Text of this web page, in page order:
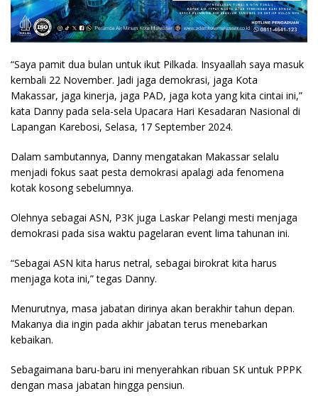
“Saya pamit dua bulan untuk ikut Pilkada. Insyaallah saya masuk
kembali 22 November. Jadi jaga demokrasi, jaga Kota
Makassar, jaga kinerja, jaga PAD, jaga kota yang kita cintai ini,”
kata Danny pada sela-sela Upacara Hari Kesadaran Nasional di
Lapangan Karebosi, Selasa, 17 September 2024.
Dalam sambutannya, Danny mengatakan Makassar selalu
menjadi fokus saat pesta demokrasi apalagi ada fenomena
kotak kosong sebelumnya.
Olehnya sebagai ASN, P3K juga Laskar Pelangi mesti menjaga
demokrasi pada sisa waktu pagelaran event lima tahunan ini.
“Sebagai ASN kita harus netral, sebagai birokrat kita harus
menjaga kota ini,” tegas Danny.
Menurutnya, masa jabatan dirinya akan berakhir tahun depan.
Makanya dia ingin pada akhir jabatan terus menebarkan
kebaikan.
Sebagaimana baru-baru ini menyerahkan ribuan SK untuk PPPK
dengan masa jabatan hingga pensiun.